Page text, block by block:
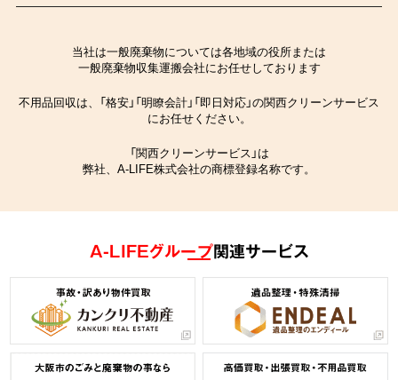
当社は一般廃棄物については各地域の役所または
一般廃棄物収集運搬会社にお任せしております
不用品回収は、「格安」「明瞭会計」「即日対応」の関西クリーンサービス
にお任せください。
「関西クリーンサービス」は
弊社、A-LIFE株式会社の商標登録名称です。
A-LIFEグループ関連サービス